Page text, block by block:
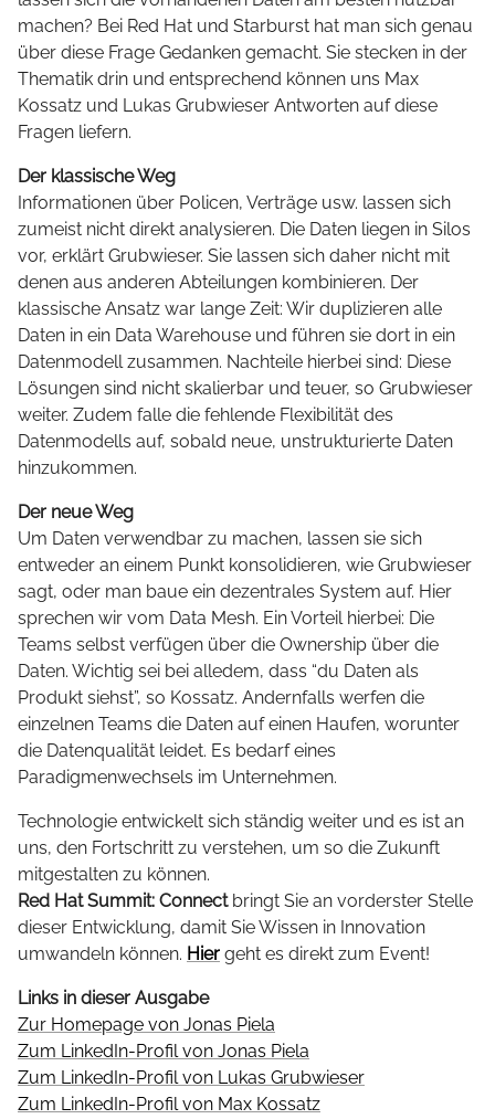
machen? Bei Red Hat und Starburst hat man sich genau
über diese Frage Gedanken gemacht. Sie stecken in der
Thematik drin und entsprechend können uns Max
Kossatz und Lukas Grubwieser Antworten auf diese
Fragen liefern.
Der klassische Weg
Informationen über Policen, Verträge usw. lassen sich
zumeist nicht direkt analysieren. Die Daten liegen in Silos
vor, erklärt Grubwieser. Sie lassen sich daher nicht mit
denen aus anderen Abteilungen kombinieren. Der
klassische Ansatz war lange Zeit: Wir duplizieren alle
Daten in ein Data Warehouse und führen sie dort in ein
Datenmodell zusammen. Nachteile hierbei sind: Diese
Lösungen sind nicht skalierbar und teuer, so Grubwieser
weiter. Zudem falle die fehlende Flexibilität des
Datenmodells auf, sobald neue, unstrukturierte Daten
hinzukommen.
Der neue Weg
Um Daten verwendbar zu machen, lassen sie sich
entweder an einem Punkt konsolidieren, wie Grubwieser
sagt, oder man baue ein dezentrales System auf. Hier
sprechen wir vom Data Mesh. Ein Vorteil hierbei: Die
Teams selbst verfügen über die Ownership über die
Daten. Wichtig sei bei alledem, dass “du Daten als
Produkt siehst”, so Kossatz. Andernfalls werfen die
einzelnen Teams die Daten auf einen Haufen, worunter
die Datenqualität leidet. Es bedarf eines
Paradigmenwechsels im Unternehmen.
Technologie entwickelt sich ständig weiter und es ist an
uns, den Fortschritt zu verstehen, um so die Zukunft
mitgestalten zu können.
Red Hat Summit: Connectbringt Sie an vorderster Stelle
dieser Entwicklung, damit Sie Wissen in Innovation
umwandeln können. Hier geht es direkt zum Event!
Links in dieser Ausgabe
Zur Homepage von Jonas Piela
Zum LinkedIn-Profil von Jonas Piela
Zum LinkedIn-Profil von Lukas Grubwieser
Zum LinkedIn-Profil von Max Kossatz